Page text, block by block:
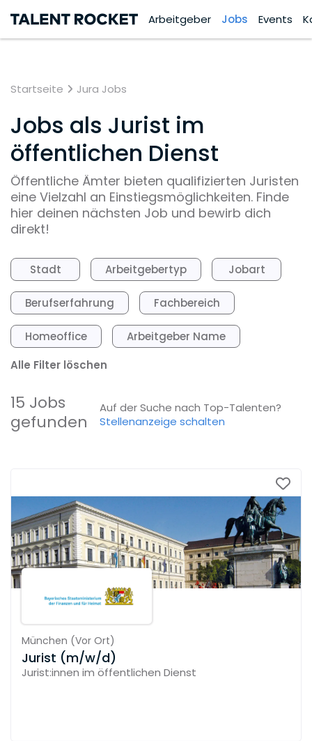
Arbeitgeber Jobs Events
Startseite Jura Jobs
Jobs als Jurist im
öffentlichen Dienst
Öffentliche Ämter bieten qualifizierten Juristen
eine Vielzahl an Einstiegsmöglichkeiten. Finde
hier deinen nächsten Job und bewirb dich
direkt!
Stadt Arbeitgebertyp Jobart
Berufserfahrung Fachbereich
Homeoffice
Arbeitgeber Name
Alle Filter löschen
15 Jobs
gefunden
Auf der Suche nach Top-Talenten?
Stellenanzeige schalten
München (Vor Ort)
Jurist (m/w/d)
Jurist:innen im öffentlichen Dienst